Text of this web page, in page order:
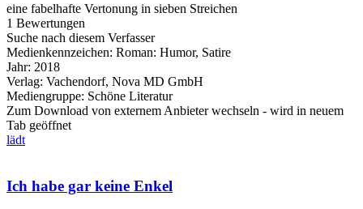
eine fabelhafte Vertonung in sieben Streichen
1 Bewertungen
Suche nach diesem Verfasser
Medienkennzeichen: Roman: Humor, Satire
Jahr: 2018
Verlag: Vachendorf, Nova MD GmbH
Mediengruppe: Schöne Literatur
Zum Download von externem Anbieter wechseln - wird in neuem
Tab geöffnet
lädt
Ich habe gar keine Enkel